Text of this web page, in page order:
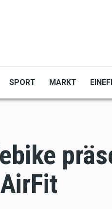
SPORT MARKT